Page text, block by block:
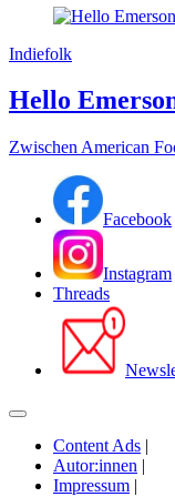
Indiefolk
Hello
Zwischen American
Facebook
Instagram
Threads
Content Ads |
Autor:innen |
Impressum |